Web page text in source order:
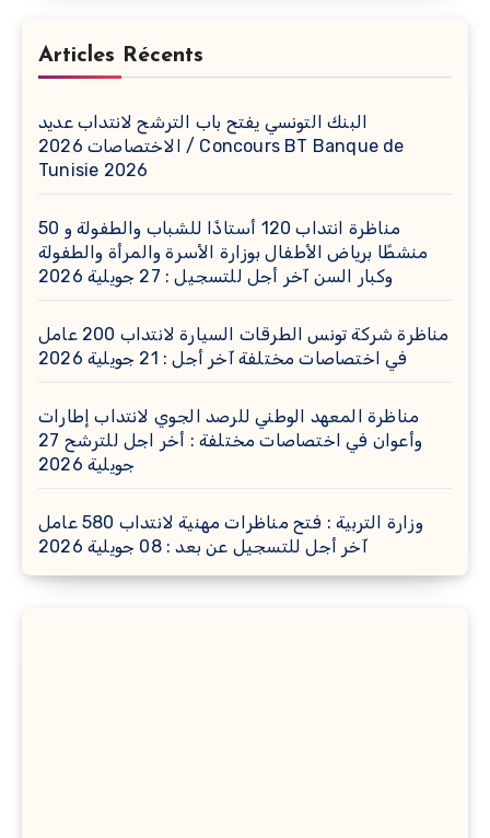
Articles Récents
البنك التونسي يفتح باب الترشح لانتداب عديد
الاختصاصات 2026 / Concours BT Banque de
Tunisie 2026
مناظرة انتداب 120 أستاذًا للشباب والطفولة و 50
منشطًا برياض الأطفال بوزارة الأسرة والمرأة والطفولة
وكبار السن آخر أجل للتسجيل : 27 جويلية 2026
مناظرة شركة تونس الطرقات السيارة لانتداب 200 عامل
في اختصاصات مختلفة آخر أجل : 21 جويلية 2026
مناظرة المعهد الوطني للرصد الجوي لانتداب إطارات
وأعوان في اختصاصات مختلفة : أخر اجل للترشح 27
جويلية 2026
وزارة التربية : فتح مناظرات مهنية لانتداب 580 عامل
آخر أجل للتسجيل عن بعد : 08 جويلية 2026